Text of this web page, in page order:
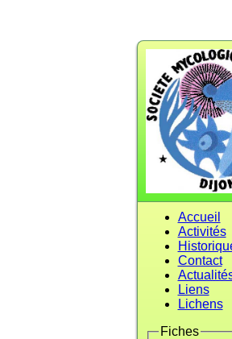
Accueil
Activités
Contact
Liens
Lichens
Fiches